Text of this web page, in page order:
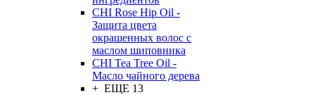
CHI Rose Hip Oil -
Защита цвета
окрашенных волос с
маслом шиповника
CHI Tea Tree Oil -
Масло чайного дерева
+ ЕЩЕ 13